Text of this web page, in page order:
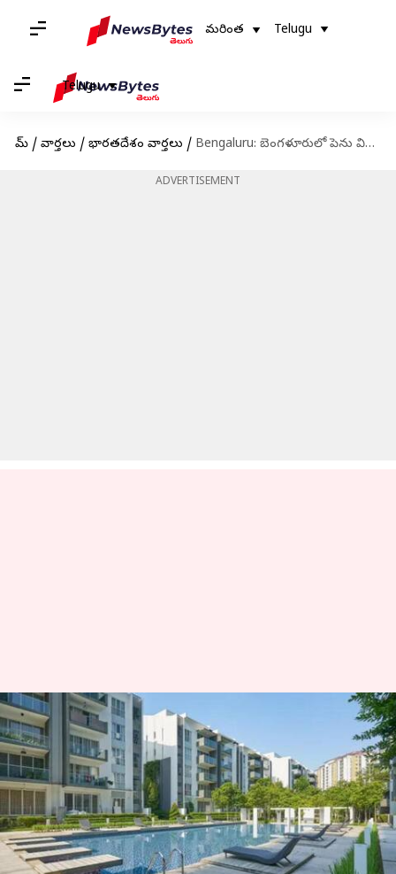
మరింత Telugu
Telugu
హోమ్ / వార్తలు / భారతదేశం వార్తలు / Bengaluru: బెంగళూరులో పెను విషాదం.. హౌసింగ్ సొసైటీ స్విమ్మింగ్ పూల్ లో బాలిక మృతదేహం
ADVERTISEMENT
Bengaluru: బెంగళూరులో పెను
విషాదం.. హౌసింగ్ సొసైటీ స్విమ్మింగ్
పూల్ లో బాలిక మృతదేహం
వ్రాసిన వారు Sirish Praharaju Dec 29, 2023 04:24 pm
ఈ వార్తాకథనం ఏంటి